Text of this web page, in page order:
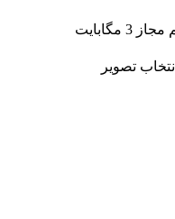
انتخاب تصویر